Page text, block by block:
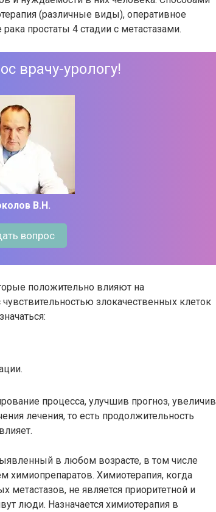
(различные виды), оперативное
простаты 4 стадии с метастазами.
врачу-урологу!
В.Н.
вопрос
положительно влияют на
злокачественных клеток
процесса, улучшив прогноз, увеличив
лечения, то есть продолжительность
в любом возрасте, в том числе
химиопрепаратов. Химиотерапия, когда
метастазов, не является приоритетной и
люди. Назначается химиотерапия в